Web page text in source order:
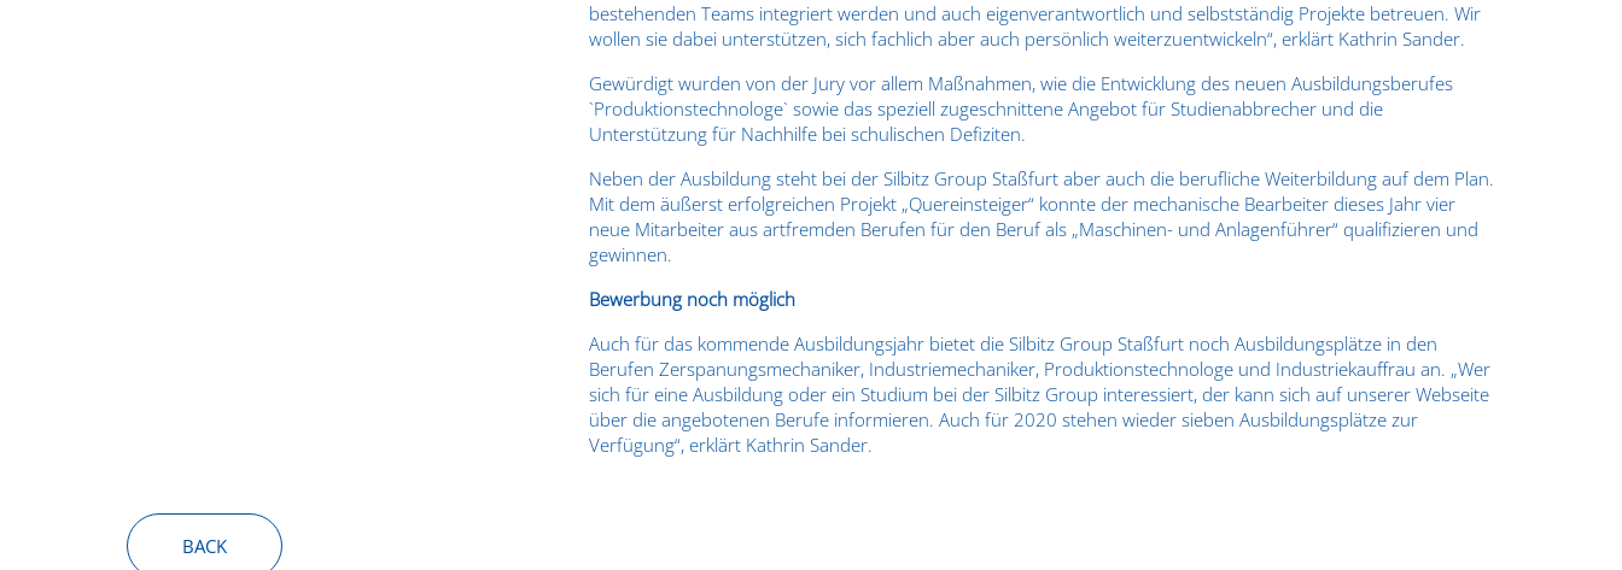
bestehenden Teams integriert werden und auch eigenverantwortlich und selbstständig Projekte betreuen. Wir
wollen sie dabei unterstützen, sich fachlich aber auch persönlich weiterzuentwickeln“, erklärt Kathrin Sander.
Gewürdigt wurden von der Jury vor allem Maßnahmen, wie die Entwicklung des neuen Ausbildungsberufes
`Produktionstechnologe` sowie das speziell zugeschnittene Angebot für Studienabbrecher und die
Unterstützung für Nachhilfe bei schulischen Defiziten.
Neben der Ausbildung steht bei der Silbitz Group Staßfurt aber auch die berufliche Weiterbildung auf dem Plan.
Mit dem äußerst erfolgreichen Projekt „Quereinsteiger“ konnte der mechanische Bearbeiter dieses Jahr vier
neue Mitarbeiter aus artfremden Berufen für den Beruf als „Maschinen- und Anlagenführer“ qualifizieren und
gewinnen.
Bewerbung noch möglich
Auch für das kommende Ausbildungsjahr bietet die Silbitz Group Staßfurt noch Ausbildungsplätze in den
Berufen Zerspanungsmechaniker, Industriemechaniker, Produktionstechnologe und Industriekauffrau an. „Wer
sich für eine Ausbildung oder ein Studium bei der Silbitz Group interessiert, der kann sich auf unserer Webseite
über die angebotenen Berufe informieren. Auch für 2020 stehen wieder sieben Ausbildungsplätze zur
Verfügung“, erklärt Kathrin Sander.
BACK